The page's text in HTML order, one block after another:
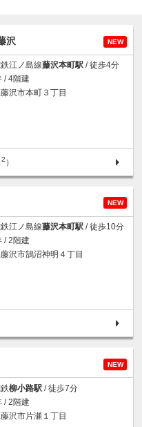
沢 NEW
江ノ島線藤沢本町駅 / 徒歩4分
/ 4階建
沢市本町３丁目
2 ）
NEW
江ノ島線藤沢本町駅 / 徒歩10分
/ 2階建
沢市鵠沼神明４丁目
NEW
柳小路駅 / 徒歩7分
/ 2階建
沢市片瀬１丁目